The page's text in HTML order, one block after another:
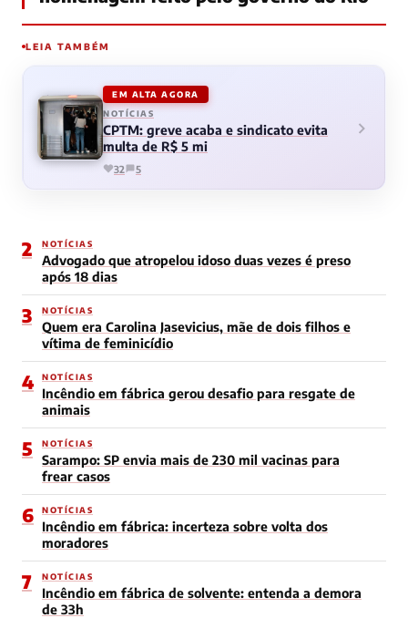
LEIA TAMBÉM
EM ALTA AGORA
NOTÍCIAS
CPTM: greve acaba e sindicato evita
multa de R$ 5 mi
32 5
2 NOTÍCIAS
Advogado que atropelou idoso duas vezes é preso
após 18 dias
3 NOTÍCIAS
Quem era Carolina Jasevicius, mãe de dois filhos e
vítima de feminicídio
4 NOTÍCIAS
Incêndio em fábrica gerou desafio para resgate de
animais
5 NOTÍCIAS
Sarampo: SP envia mais de 230 mil vacinas para
frear casos
6 NOTÍCIAS
Incêndio em fábrica: incerteza sobre volta dos
moradores
7 NOTÍCIAS
Incêndio em fábrica de solvente: entenda a demora
de 33h